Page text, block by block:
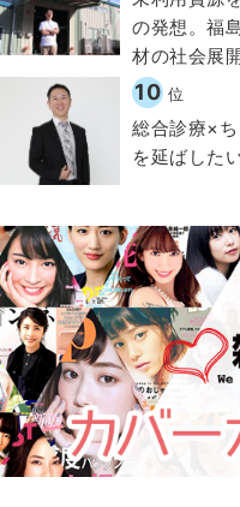
の発想。福
材の社会展
10 位
総合診療×
を延ばした